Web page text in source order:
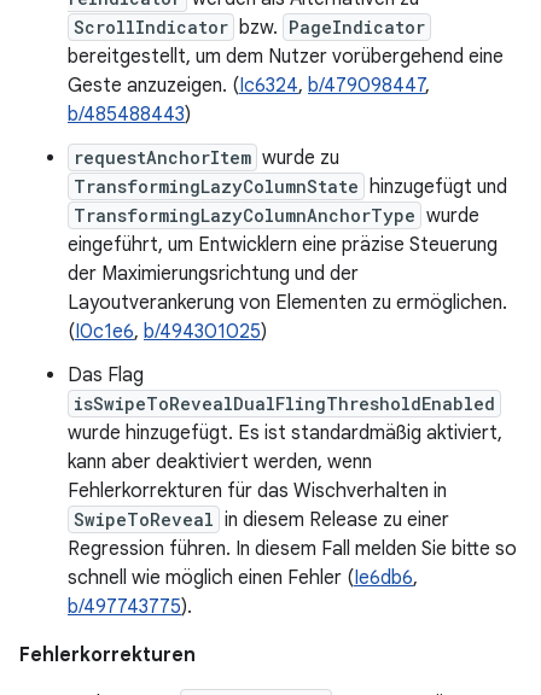
ScrollIndicator bzw. PageIndicator
bereitgestellt, um dem Nutzer vorübergehend eine
Geste anzuzeigen. (Ic6324, b/479098447,
b/485488443)
requestAnchorItem wurde zu
TransformingLazyColumnState hinzugefügt und
TransformingLazyColumnAnchorType wurde
eingeführt, um Entwicklern eine präzise Steuerung
der Maximierungsrichtung und der
Layoutverankerung von Elementen zu ermöglichen.
(I0c1e6, b/494301025)
Das Flag
isSwipeToRevealDualFlingThresholdEnabled
wurde hinzugefügt. Es ist standardmäßig aktiviert,
kann aber deaktiviert werden, wenn
Fehlerkorrekturen für das Wischverhalten in
SwipeToReveal in diesem Release zu einer
Regression führen. In diesem Fall melden Sie bitte so
schnell wie möglich einen Fehler (Ie6db6,
b/497743775).
Fehlerkorrekturen